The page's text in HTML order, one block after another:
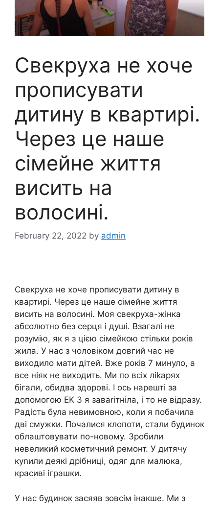
Свекруха не хоче
прописувати
дитину в квартирі.
Через це наше
сімейне життя
висить на
волосині.
February 22, 2022 by admin
Свекруха не хоче прописувати дитину в
квартирі. Через це наше сімейне життя
висить на волосині. Моя свекруха-жінка
абсолютно без серця і душі. Взагалі не
розумію, як я з цією сімейкою стільки років
жила. У нас з чоловіком довгий час не
виходило мати дітей. Вже років 7 минуло, а
все ніяк не виходить. Ми по всіх ліkарях
бігали, обидва здорові. І ось нарешті за
допомогою ЕK З я заваrітніла, і то не відразу.
Радість була невимовною, коли я побачила
дві смужки. Почалися клопоти, стали будинок
облаштовувати по-новому. Зробили
невеликий косметичний ремонт. У дитячу
куnили деякі дрібниці, одяг для малюка,
красиві іграшки.
У нас будинок засяяв зовсім інакше. Ми з